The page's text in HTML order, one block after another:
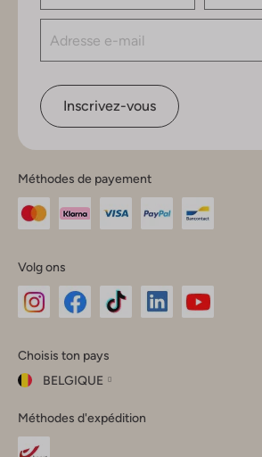
Inscrivez-vous
Méthodes de payement
Volg ons
Instagram
Facebook
TikTok
Choisis ton pays
BELGIQUE
ton
pays
Fermer
Méthodes d'expédition